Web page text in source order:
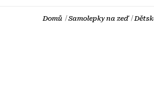
Domů Samolepky na zeď